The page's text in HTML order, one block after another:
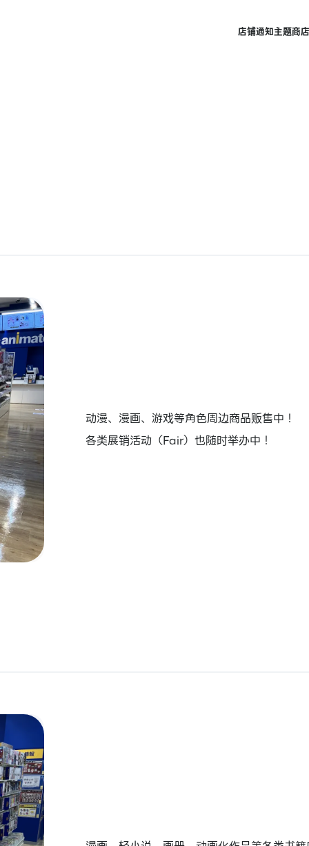
店铺通知主题商店
动漫、漫画、游戏等角色周边商品贩售中！
各类展销活动（Fair）也随时举办中！